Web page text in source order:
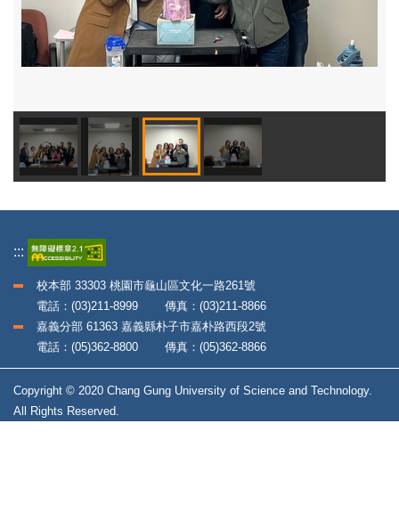
:::
校本部 33303 桃園市龜山區文化一路261號
電話：(03)211-8999 傳真：(03)211-8866
嘉義分部 61363 嘉義縣朴子市嘉朴路西段2號
電話：(05)362-8800 傳真：(05)362-8866
Copyright © 2020 Chang Gung University of Science and Technology.
All Rights Reserved.